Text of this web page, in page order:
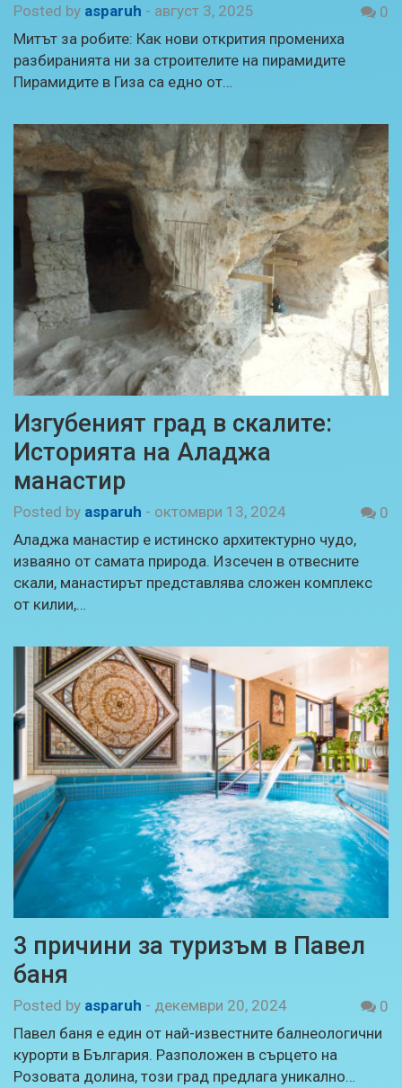
Posted by asparuh - август 3, 2025
0
Митът за робите: Как нови открития промениха
разбиранията ни за строителите на пирамидите
Пирамидите в Гиза са едно от…
Изгубеният град в скалите:
Историята на Аладжа
манастир
Posted by asparuh - октомври 13, 2024
0
Аладжа манастир е истинско архитектурно чудо,
изваяно от самата природа. Изсечен в отвесните
скали, манастирът представлява сложен комплекс
от килии,…
3 причини за туризъм в Павел
баня
Posted by asparuh - декември 20, 2024
0
Павел баня е един от най-известните балнеологични
курорти в България. Разположен в сърцето на
Розовата долина, този град предлага уникално…